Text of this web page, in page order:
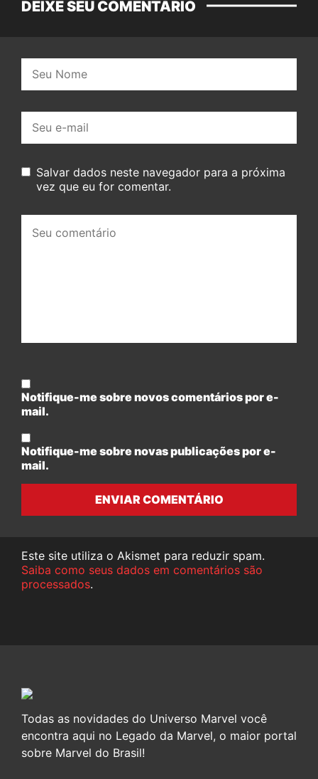
DEIXE SEU COMENTÁRIO
mail:
Salvar dados neste navegador para a próxima
vez que eu for comentar.
comentário:
Notifique-me sobre novos comentários por e-
mail.
Notifique-me sobre novas publicações por e-
mail.
ENVIAR COMENTÁRIO
Este site utiliza o Akismet para reduzir spam.
Saiba como seus dados em comentários são
processados.
Todas as novidades do Universo Marvel você
encontra aqui no Legado da Marvel, o maior portal
sobre Marvel do Brasil!